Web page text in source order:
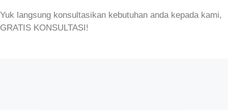
Yuk langsung konsultasikan kebutuhan anda kepada kami,
GRATIS KONSULTASI!